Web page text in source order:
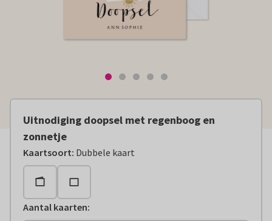
Uitnodiging doopsel met regenboog en
zonnetje
Kaartsoort: Dubbele kaart
Aantal kaarten: